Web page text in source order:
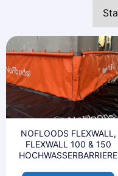
NOFLOODS FLEXWALL,
FLEXWALL 100 & 150
HOCHWASSERBARRIERE